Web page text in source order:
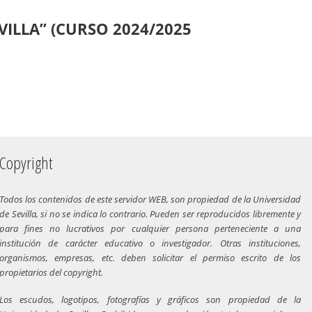
(CURSO 2024/2025
Copyright
Todos los contenidos de este servidor WEB, son propiedad de la Universidad
de Sevilla, si no se indica lo contrario. Pueden ser reproducidos libremente y
para fines no lucrativos por cualquier persona perteneciente a una
institución de carácter educativo o investigador. Otras instituciones,
organismos, empresas, etc. deben solicitar el permiso escrito de los
propietarios del copyright.
Los escudos, logotipos, fotografías y gráficos son propiedad de la